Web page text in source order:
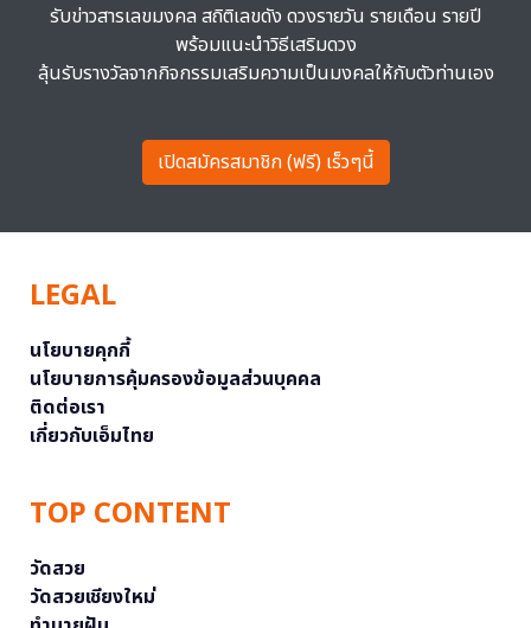
รับข่าวสารเลขมงคล สถิติเลขดัง ดวงรายวัน รายเดือน รายปี
พร้อมแนะนำวิธีเสริมดวง
ลุ้นรับรางวัลจากกิจกรรมเสริมความเป็นมงคลให้กับตัวท่านเอง
เปิดสมัครสมาชิก (ฟรี) เร็วๆนี้
LEGAL
นโยบายคุกกี้
นโยบายการคุ้มครองข้อมูลส่วนบุคคล
ติดต่อเรา
เกี่ยวกับเอ็มไทย
TOP CONTENT
วัดสวย
วัดสวยเชียงใหม่